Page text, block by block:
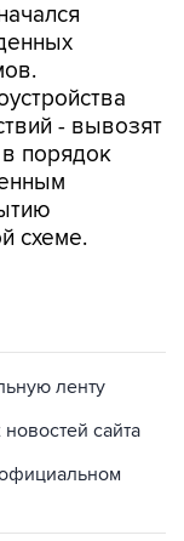
- вывозят
порядок
схеме.
ленту
сайта